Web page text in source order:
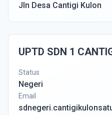
Jln Desa Cantigi Kulon
UPTD SDN 1
Status
Negeri
Email